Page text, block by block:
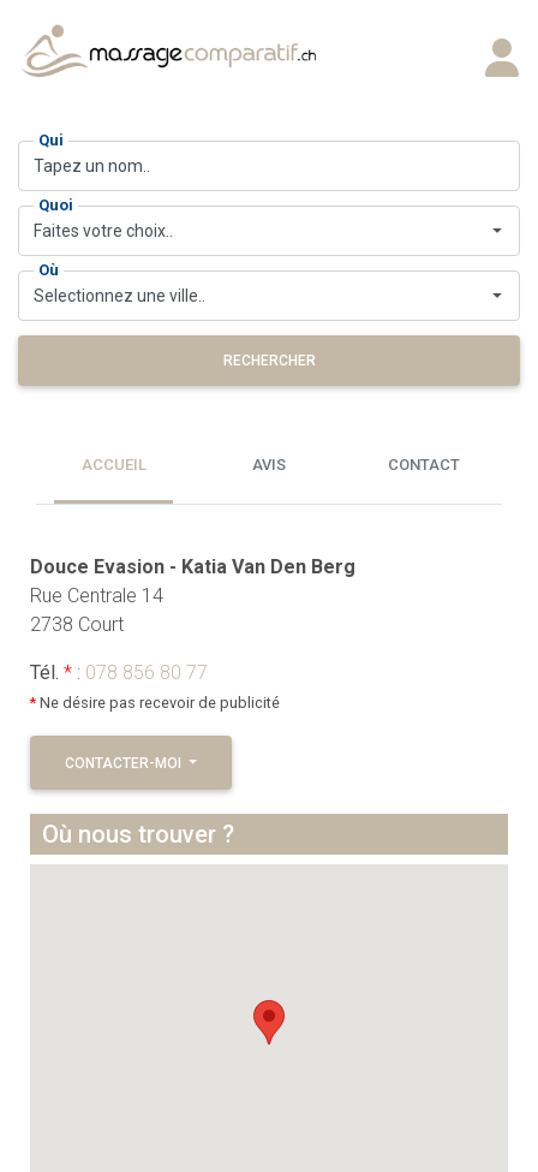
Qui
Quoi
Faites votre choix..
Où
Selectionnez une ville..
RECHERCHER
ACCUEIL AVIS CONTACT
Douce Evasion - Katia Van Den Berg
Rue Centrale 14
2738 Court
Tél. *: 078 856 80 77
*Ne désire pas recevoir de publicité
CONTACTER-MOI
Où nous trouver ?